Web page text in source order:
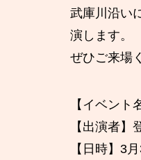
武庫川沿い
演します。
ぜひご来場
【イベン
【出演者
【日時】3